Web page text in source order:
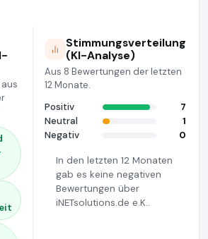
Stimmungsverteilung
(KI-Analyse)
Aus 8 Bewertungen der letzten
12 Monate.
Positiv
7
Neutral
1
Negativ
0
In den letzten 12 Monaten
gab es keine negativen
Bewertungen über
iNETsolutions.de e.K..